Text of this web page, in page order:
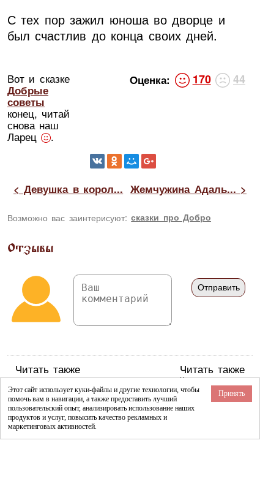
С тех пор зажил юноша во дворце и
был счастлив до конца своих дней.
Вот и сказке
Добрые
советы
конец, читай
снова наш
Ларец .
Оценка: 170 44
< Девушка в корол... Жемчужина Адаль... >
Возможно вас заинтерисуют:сказки про Добро
Отзывы
Читать также
Хакасские сказки:
Адычах и Кечох
Бай и охотник
Батрак Торсых
Волшебный чатхан
Два брата
Читать также
Хантыйские сказки:
Ермак
Ими-Хиты и Вошинг Урт
Мальчик Идэ
Этот сайт использует куки-файлы и другие технологии, чтобы
помочь вам в навигации, а также предоставить лучший
пользовательский опыт, анализировать использование наших
продуктов и услуг, повысить качество рекламных и
маркетинговых активностей.
Принять